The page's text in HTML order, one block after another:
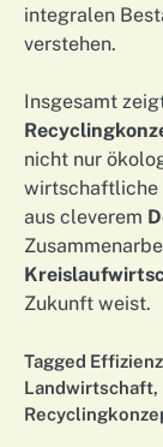
integralen
verstehen.
Insgesamt
nicht nur
wirtschaftliche
aus cleverem
Zukunft weist.
Tagged Effizienz
Landwirtschaft,